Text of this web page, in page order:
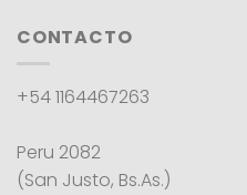
CONTACTO
+54 1164467263
Peru 2082
(San Justo, Bs.As.)